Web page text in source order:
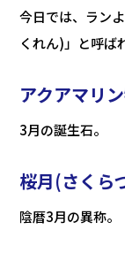
今日では、ラン
くれん)」と呼ば
アクアマリ
3月の誕生石。
桜月(さくら
陰暦3月の異称。